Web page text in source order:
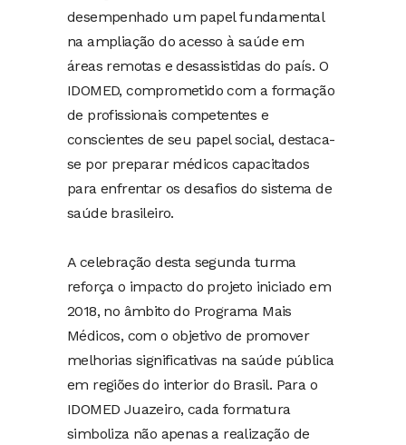
desempenhado um papel fundamental
na ampliação do acesso à saúde em
áreas remotas e desassistidas do país. O
IDOMED, comprometido com a formação
de profissionais competentes e
conscientes de seu papel social, destaca-
se por preparar médicos capacitados
para enfrentar os desafios do sistema de
saúde brasileiro.
A celebração desta segunda turma
reforça o impacto do projeto iniciado em
2018, no âmbito do Programa Mais
Médicos, com o objetivo de promover
melhorias significativas na saúde pública
em regiões do interior do Brasil. Para o
IDOMED Juazeiro, cada formatura
simboliza não apenas a realização de